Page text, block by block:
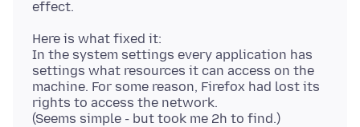
Here is what fixed it:
In the system settings every application has
settings what resources it can access on the
machine. For some reason, Firefox had lost its
rights to access the network.